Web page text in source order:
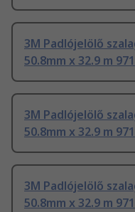
3M Padlójelölő
50.8mm x 32.9 m 971
3M Padlójelölő
50.8mm x 32.9 m 971
3M Padlójelölő
50.8mm x 32.9 m 971